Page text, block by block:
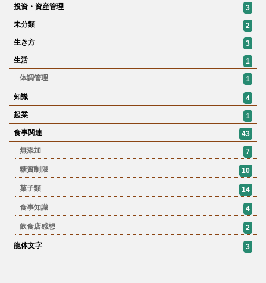
投資・資産管理
3
未分類
2
生き方
3
生活
1
体調管理
1
知識
4
起業
1
食事関連
43
無添加
7
糖質制限 10
菓子類 14
食事知識 4
飲食店感想 2
龍体文字 3